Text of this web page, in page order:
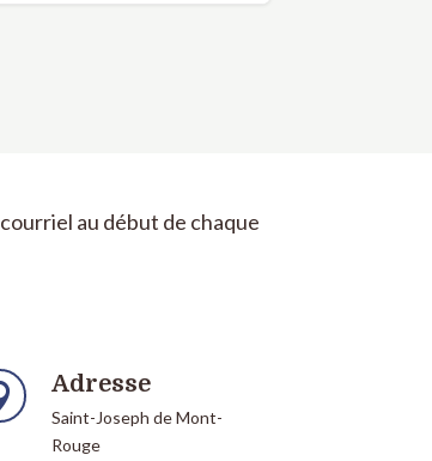
au début de chaque
Adresse
Saint-Joseph de Mont-
Rouge